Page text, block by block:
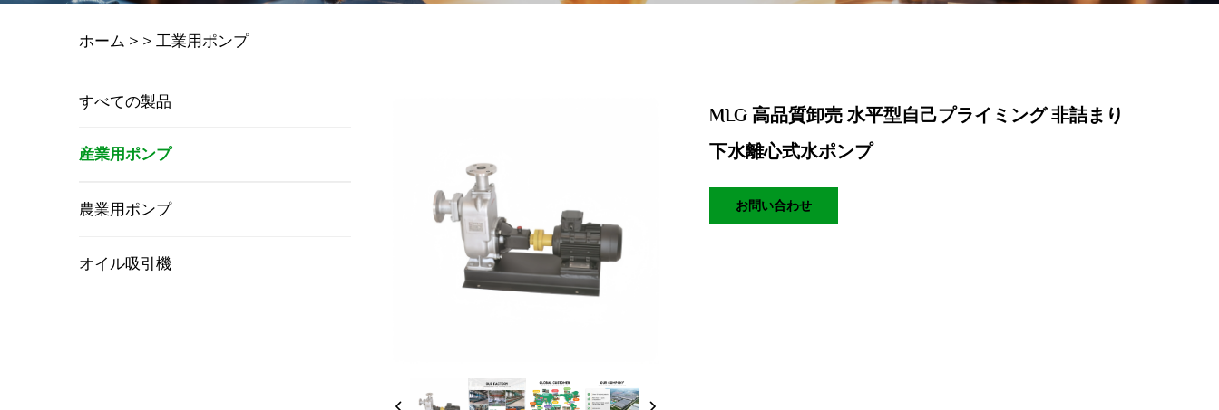
ホーム > > 工業用ポンプ
すべての製品
産業用ポンプ
農業用ポンプ
オイル吸引機
MLG 高品質卸売 水平型自己プライミング 非詰まり
下水離心式水ポンプ
お問い合わせ